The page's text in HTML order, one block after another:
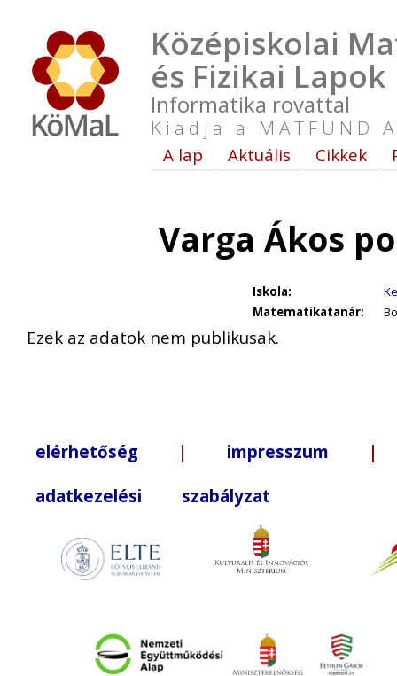
Középiskolai
és Fizikai Lapok
Informatika rovattal
Kiadja a MATFUND
A lap Aktuális Cikkek
Varga Ákos
Iskola:
Matematikatanár:
Ezek az adatok nem publikusak.
elérhetőség | impresszum |
adatkezelési szabályzat